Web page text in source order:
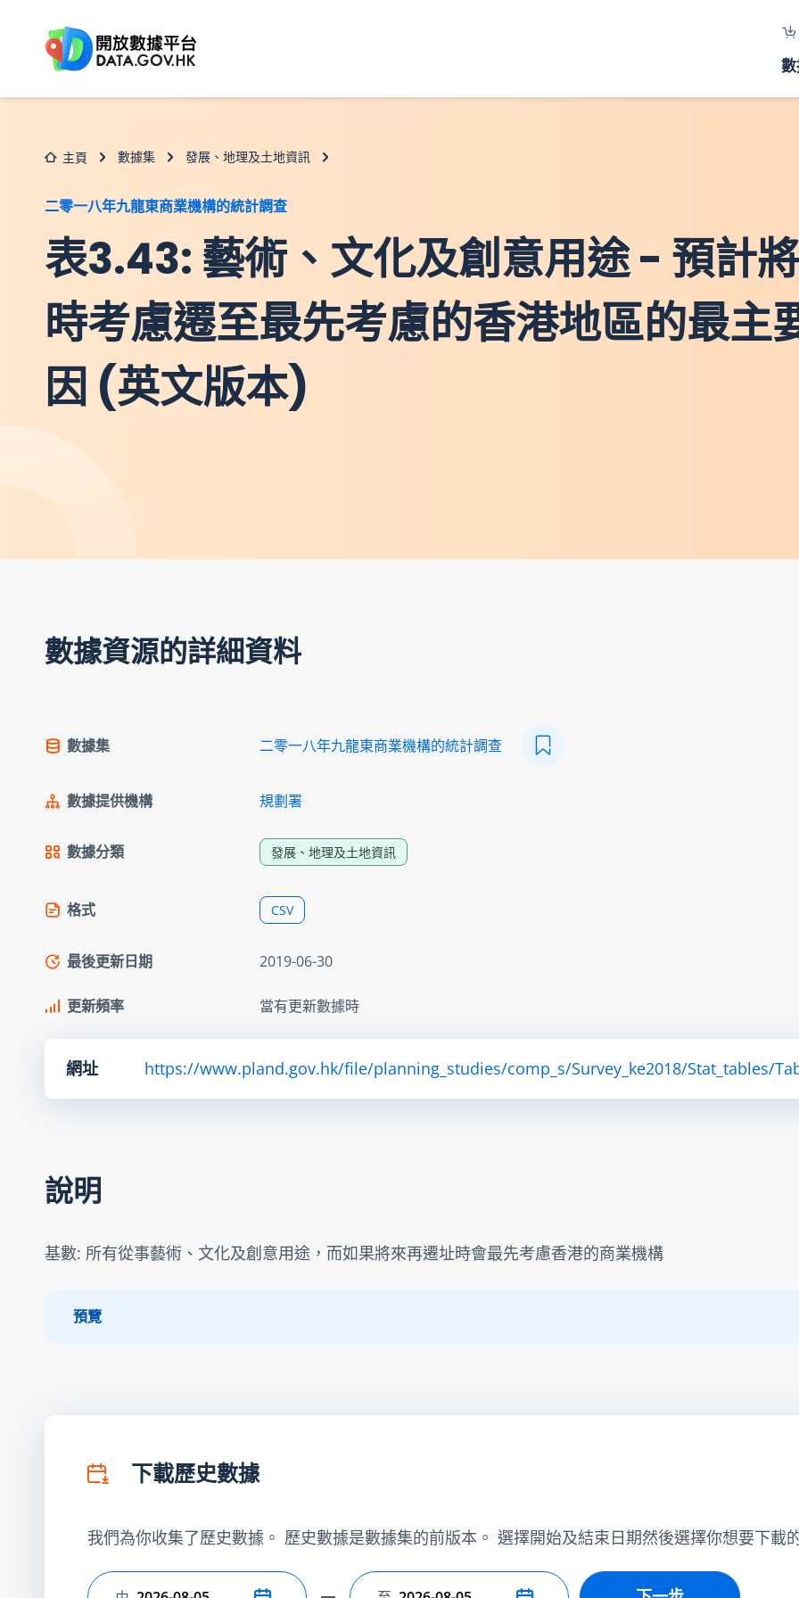
主頁 數據集 發展、地理及土地資訊
二零一八年九龍東商業機構的統計調查
表3.43: 藝術、文化及創意用途 - 預計
時考慮遷至最先考慮的香港地區的最主
因 (英文版本)
數據資源的詳細資料
數據集 二零一八年九龍東商業機構的統計調查
數據提供機構 規劃署
數據分類 發展、地理及土地資訊
格式 CSV
最後更新日期 2019-06-30
更新頻率 當有更新數據時
網址 https://www.pland.gov.hk/file/planning_studies/comp_s/Survey_ke2018/Stat_tables/
說明
基數: 所有從事藝術、文化及創意用途，而如果將來再遷址時會最先考慮香港的商業機構
預覽
下載歷史數據
我們為你收集了歷史數據。 歷史數據是數據集的前版本。 選擇開始及結束日期然後選擇你想要下載